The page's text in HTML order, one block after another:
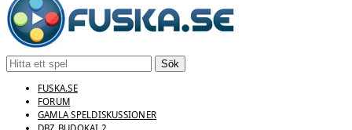
Sök
FUSKA.SE
FORUM
GAMLA SPELDISKUSSIONER